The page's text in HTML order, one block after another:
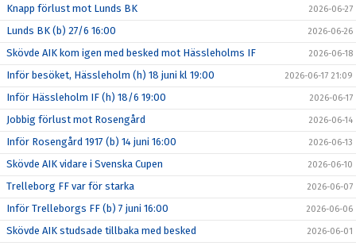
Knapp förlust mot Lunds BK 2026-06-27
Lunds BK (b) 27/6 16:00 2026-06-26
Skövde AIK kom igen med besked mot Hässleholms IF 2026-06-18
Inför besöket, Hässleholm (h) 18 juni kl 19:00 2026-06-17 21:09
Inför Hässleholm IF (h) 18/6 19:00 2026-06-17
Jobbig förlust mot Rosengård 2026-06-14
Inför Rosengård 1917 (b) 14 juni 16:00 2026-06-13
Skövde AIK vidare i Svenska Cupen 2026-06-10
Trelleborg FF var för starka 2026-06-07
Inför Trelleborgs FF (b) 7 juni 16:00 2026-06-06
Skövde AIK studsade tillbaka med besked 2026-06-01